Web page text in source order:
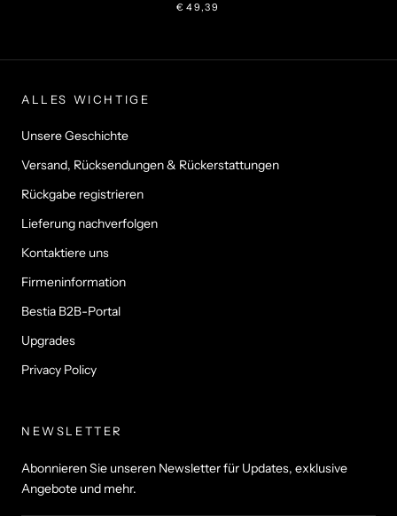
€49,39
ALLES WICHTIGE
Unsere Geschichte
Versand, Rücksendungen & Rückerstattungen
Rückgabe registrieren
Lieferung nachverfolgen
Kontaktiere uns
Firmeninformation
Bestia B2B-Portal
Upgrades
Privacy Policy
NEWSLETTER
Abonnieren Sie unseren Newsletter für Updates, exklusive
Angebote und mehr.